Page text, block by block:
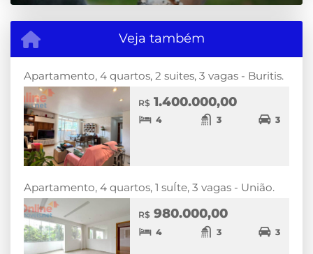
Veja também
Apartamento, 4 quartos, 2 suites, 3 vagas - Buritis.
R$ 1.400.000,00
4 3 3
Apartamento, 4 quartos, 1 suÍte, 3 vagas - União.
R$ 980.000,00
4 3 3